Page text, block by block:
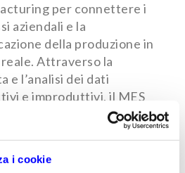
i cookie
per connettere i
aziendali e la
della produzione in
Attraverso la
e l’analisi dei dati
e improduttivi, il MES
di identificare e
inefficienze operative,